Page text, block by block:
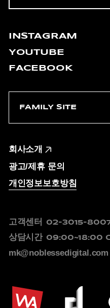
INSTAGRAM
YOUTUBE
FACEBOOK
회사소개
광고/제휴 문의
개인정보보호방침
고객센터 02-3015-
상담시간 09:00~18:00
mk@noblessedigital.com